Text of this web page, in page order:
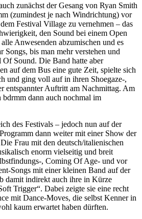
zunächst der Gesang von Ryan Smith
(zumindest je nach Windrichtung) vor
Festival Village zu vernehmen – das
den Sound bei einem Open
Anwesenden abzumischen und es
Songs, bis man mehr verstehen und
Of Sound. Die Band hatte aber
auf dem Bus eine gute Zeit, spielte sich
und ging voll auf in ihren Shoegaze-,
entspannter Auftritt am Nachmittag. Am
bdrmm dann auch nochmal im
des Festivals – jedoch nun auf der
dann weiter mit einer Show der
Frau mit den deutsch/italienischen
enorm vielseitig und breit
, Coming Of Age- und vor
Songs mit einer kleinen Band auf der
damit indirekt auch ihre in Kürze
Trigger“. Dabei zeigte sie eine recht
mit Dance-Moves, die selbst Kenner in
kaum erwartet haben dürften.